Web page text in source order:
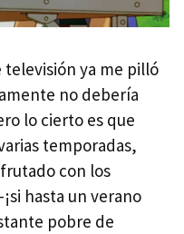
televisión ya me pilló
no debería
lo cierto es que
temporadas,
con los
hasta un verano
pobre de